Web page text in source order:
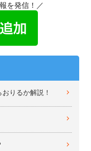
を発信！／
りるか解説！